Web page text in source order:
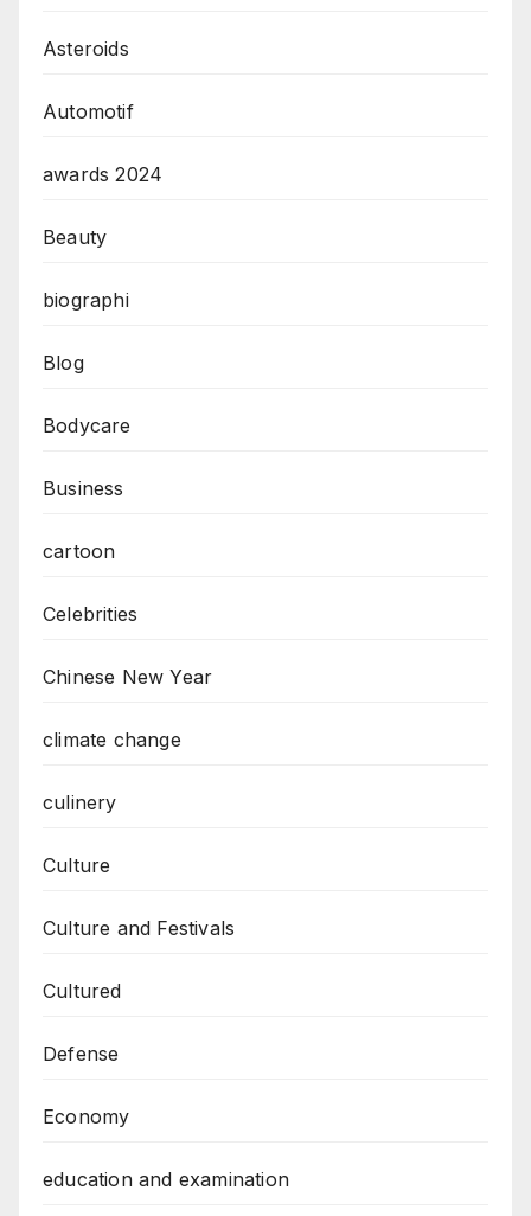
Asteroids
Automotif
awards 2024
Beauty
biographi
Blog
Bodycare
Business
cartoon
Celebrities
Chinese New Year
climate change
culinery
Culture
Culture and Festivals
Cultured
Defense
Economy
education and examination